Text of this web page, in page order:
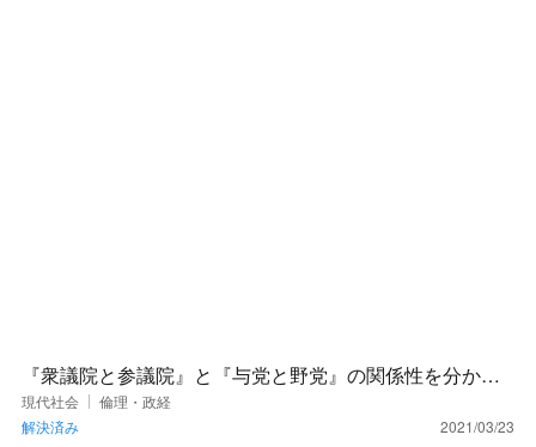
『衆議院と参議院』と『与党と野党』の関係性を分かり
やすく教えていただけると嬉しいです。。。どっちがど
っちに入ってるんです
現代社会
倫理・政経
解決済み
2021/03/23